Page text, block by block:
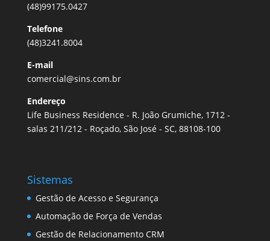
(48)99175.0427
Telefone
(48)3241.8004
E-mail
comercial@sins.com.br
Endereço
Life Business Residence - R. João Grumiche, 1712 -
salas 211/212 - Roçado, São José - SC, 88108-100
Sistemas
Gestão de Acesso e Segurança
Automação de Força de Vendas
Gestão de Relacionamento CRM